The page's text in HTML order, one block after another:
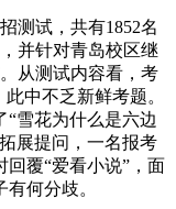
试，共有1852名
并针对青岛校区继
从测试内容看，考
中不乏新鲜考题。
雪花为什么是六边
展提问，一名报考
覆“爱看小说”，面
何分歧。